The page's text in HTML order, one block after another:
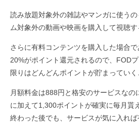
読み放題対象外の雑誌やマンガに使う
ム対象外の動画や映画を購入して視聴す
さらに有料コンテンツを購入した場合
20%がポイント還元されるので、FOD
限りはどんどんポイントが貯まっていく
月額料金は888円と格安のサービスなの
に加えて1,300ポイントが確実に毎月貰
終わった後でも、サービスが気に入れ